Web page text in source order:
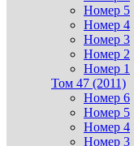
Номер 5
Номер 4
Номер 3
Номер 2
Номер 1
Том 47 (2011)
Номер 6
Номер 5
Номер 4
Номер 3